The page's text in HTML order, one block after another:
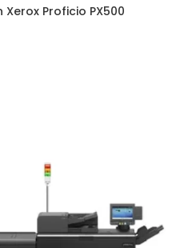
Proficio PX500